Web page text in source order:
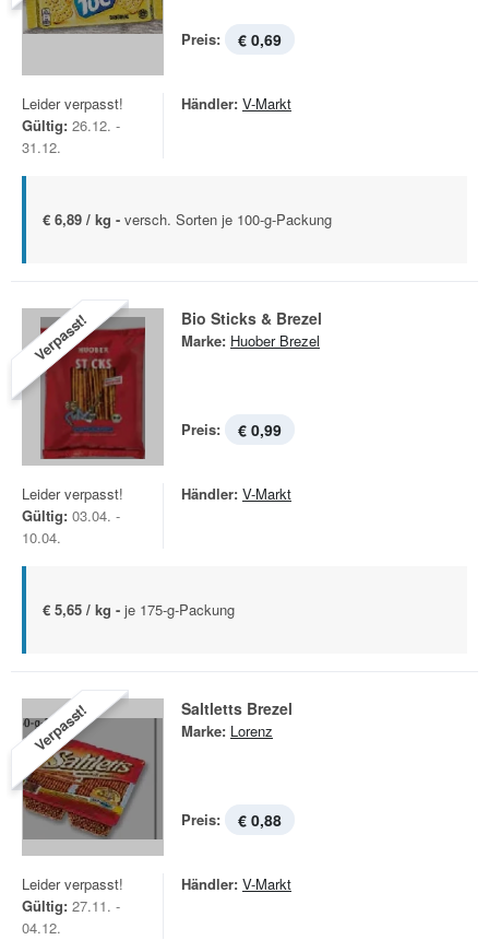
Preis: € 0,69
Leider verpasst!
Gültig: 26.12. -
31.12.
Händler: V-Markt
€ 6,89 / kg - versch. Sorten je 100-g-Packung
Verpasst! Bio Sticks & Brezel
Marke: Huober Brezel
Preis: € 0,99
Leider verpasst!
Gültig: 03.04. -
10.04.
Händler: V-Markt
€ 5,65 / kg - je 175-g-Packung
Verpasst! Saltletts Brezel
Marke: Lorenz
Preis: € 0,88
Leider verpasst!
Gültig: 27.11. -
04.12.
Händler: V-Markt